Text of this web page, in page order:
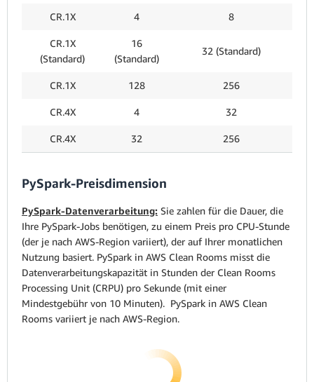
CR.1X 4 8
CR.1X
(Standard)
16
(Standard)
32 (Standard)
CR.1X 128 256
CR.4X 4 32
CR.4X 32 256
PySpark-Preisdimension
PySpark-Datenverarbeitung: Sie zahlen für die Dauer, die
Ihre PySpark-Jobs benötigen, zu einem Preis pro CPU-Stunde
(der je nach AWS-Region variiert), der auf Ihrer monatlichen
Nutzung basiert. PySpark in AWS Clean Rooms misst die
Datenverarbeitungskapazität in Stunden der Clean Rooms
Processing Unit (CRPU) pro Sekunde (mit einer
Mindestgebühr von 10 Minuten). PySpark in AWS Clean
Rooms variiert je nach AWS-Region.